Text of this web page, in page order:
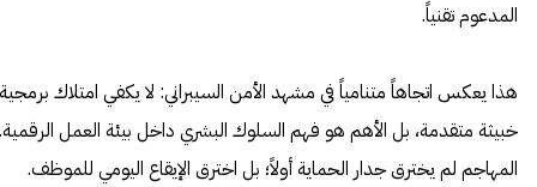
المدعوم تقنياً.
هذا يعكس اتجاهاً متنامياً في مشهد الأمن السيبراني: لا يكفي امتلاك برمجية
خبيثة متقدمة، بل الأهم هو فهم السلوك البشري داخل بيئة العمل الرقمية.
المهاجم لم يخترق جدار الحماية أولاً؛ بل اخترق الإيقاع اليومي للموظف.